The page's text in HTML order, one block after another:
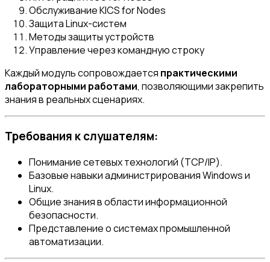
Обслуживание KICS for Nodes
Защита Linux-систем
Методы защиты устройств
Управление через командную строку
Каждый модуль сопровождается практическими
лабораторными работами, позволяющими закрепить
знания в реальных сценариях.
Требования к слушателям:
Понимание сетевых технологий (TCP/IP).
Базовые навыки администрирования Windows и
Linux.
Общие знания в области информационной
безопасности.
Представление о системах промышленной
автоматизации.